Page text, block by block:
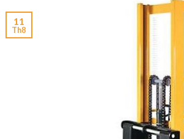
11
Th8